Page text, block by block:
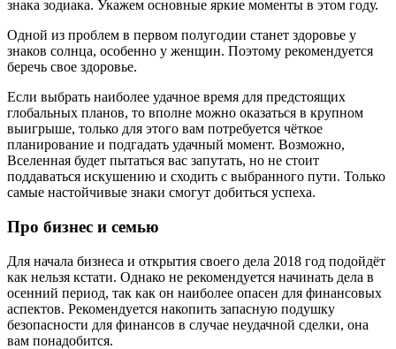
знака зодиака. Укажем основные яркие моменты в этом году.
Одной из проблем в первом полугодии станет здоровье у
знаков солнца, особенно у женщин. Поэтому рекомендуется
беречь свое здоровье.
Если выбрать наиболее удачное время для предстоящих
глобальных планов, то вполне можно оказаться в крупном
выигрыше, только для этого вам потребуется чёткое
планирование и подгадать удачный момент. Возможно,
Вселенная будет пытаться вас запутать, но не стоит
поддаваться искушению и сходить с выбранного пути. Только
самые настойчивые знаки смогут добиться успеха.
Про бизнес и семью
Для начала бизнеса и открытия своего дела 2018 год подойдёт
как нельзя кстати. Однако не рекомендуется начинать дела в
осенний период, так как он наиболее опасен для финансовых
аспектов. Рекомендуется накопить запасную подушку
безопасности для финансов в случае неудачной сделки, она
вам понадобится.